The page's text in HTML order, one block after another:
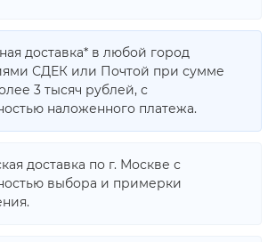
доставка* в любой город
СДЕК или Почтой при сумме
3 тысяч рублей, с
наложенного платежа.
доставка по г. Москве с
выбора и примерки